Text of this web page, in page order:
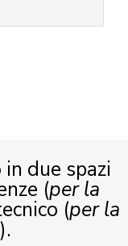
due spazi
(per la
(per la
).